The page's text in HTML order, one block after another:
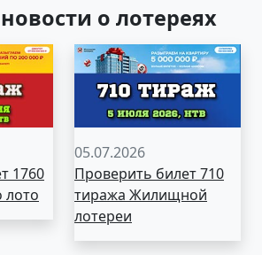
о лотереях
1760
лото
05.07.2026
Проверить билет 710
тиража Жилищной
лотереи